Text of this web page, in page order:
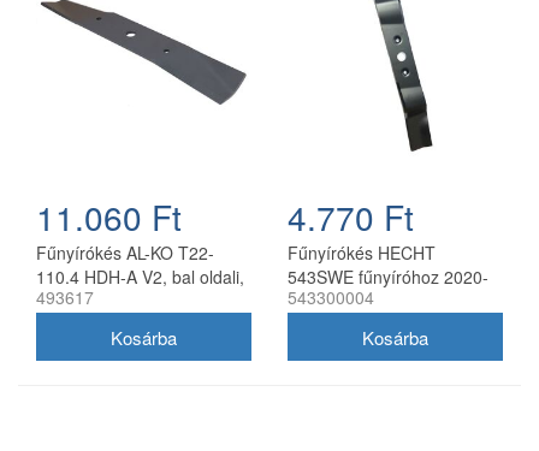
11.060 Ft
Fűnyírókés AL-KO T22-
110.4 HDH-A V2, bal oldali,
40 cm
493617
4.770 Ft
Fűnyírókés HECHT
543SWE fűnyíróhoz 2020-
21
543300004